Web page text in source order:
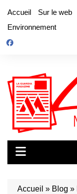
contenu
Accueil Sur le web
Environnement
Accueil » Blog »